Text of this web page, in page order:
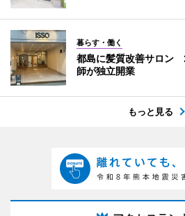
暮らす・働く
都島に髪質改善サロン
師が独立開業
もっと見る